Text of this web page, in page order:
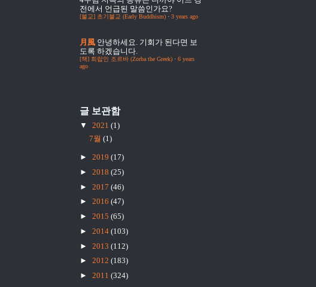
전에서 언급된 말씀인가요?
[불교] 초기불교 (Early Buddhism) · 3 years ago
月風 안녕하세요. 기회가 된다면 보
도록 하겠습니다.
[책] 희랍인 조르바 (Zorba the Greek) · 6 years
ago
글 보관함
▼ 2021 (1)
7월 (1)
► 2019 (17)
► 2018 (25)
► 2017 (46)
► 2016 (47)
► 2015 (65)
► 2014 (103)
► 2013 (112)
► 2012 (183)
► 2011 (324)